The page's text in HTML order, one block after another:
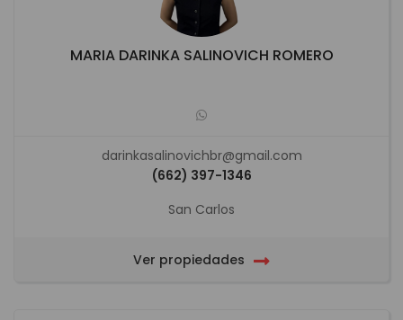
MARIA DARINKA SALINOVICH ROMERO
darinkasalinovichbr@gmail.com
(662) 397-1346
San Carlos
Ver propiedades